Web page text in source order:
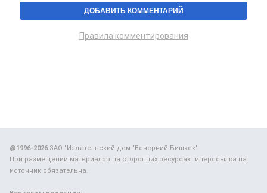
Правила комментирования
@1996-2026ЗАО "Издательский дом "Вечерний Бишкек"
При размещении материалов на сторонних ресурсах гиперссылка на
источник обязательна.